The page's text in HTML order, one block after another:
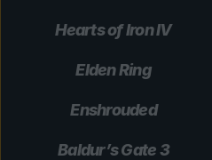
Hearts of Iron IV
Elden Ring
Enshrouded
Baldur’s Gate 3